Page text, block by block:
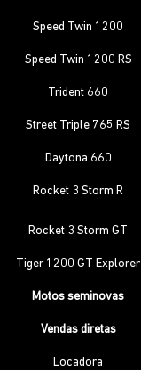
Speed Twin 1200
Speed Twin 1200 RS
Trident 660
Street Triple 765 RS
Daytona 660
Rocket 3 Storm R
Rocket 3 Storm GT
Tiger 1200 GT Explorer
Motos seminovas
Vendas diretas
Locadora